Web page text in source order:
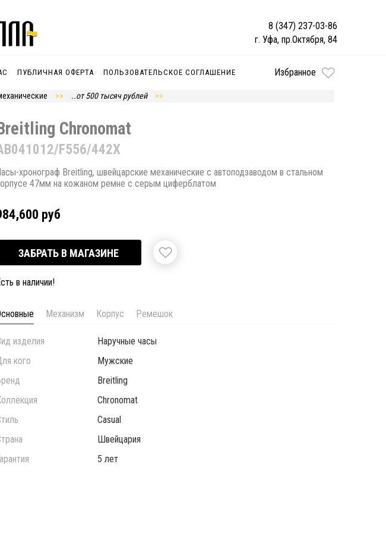
8 (347) 237-03-86
г. Уфа, пр.Октября, 84
ПУБЛИЧНАЯ ОФЕРТА ПОЛЬЗОВАТЕЛЬСКОЕ СОГЛАШЕНИЕ Избранное
..от 500 тысяч рублей
Chronomat
F556/442X
хронограф Breitling, швейцарские механические с автоподзаводом в стальном
47мм на кожаном ремне с серым циферблатом
руб
ЗАБРАТЬ В МАГАЗИНЕ
в наличии!
Механизм Корпус Ремешок
изделия
Наручные часы
кого
Мужские
Breitling
Chronomat
Casual
Швейцария
5 лет